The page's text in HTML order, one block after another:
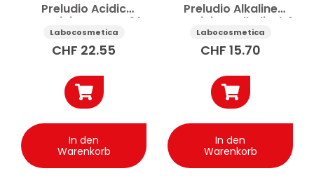
Preludio Acidic
Vorreiniger sauer 1 l
Labocosmetica
CHF 22.55
In den
Warenkorb
Preludio Alkaline
Vorreiniger alkalisch 1
l
Labocosmetica
CHF 15.70
In den
Warenkorb